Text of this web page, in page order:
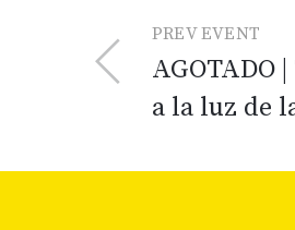
PREV EVENT
AGOTADO
a la luz de